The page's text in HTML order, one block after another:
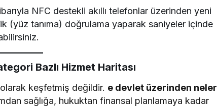
NFC destekli akıllı telefonlar üzerinden yeni
(yüz tanıma) doğrulama yaparak saniyeler içinde
Bazlı Hizmet Haritası
keşfetmiş değildir. e devlet üzerinden neler
sağlığa, hukuktan finansal planlamaya kadar